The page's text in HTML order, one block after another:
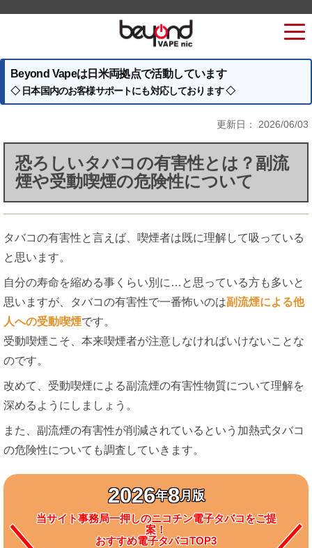
Beyond Vapeは日米両拠点で活動しています
◇ 日本国内のお客様サポートにも対応しております ◇
更新日： 2026/06/03
恐ろしいタバコの有害性とは？副流
煙や受動喫煙の危険性について
タバコの有害性と言えば、喫煙者は既に理解して吸っている
と思います。
自分の寿命を縮める事くらい別に…と思っている方も多いと
思いますが、タバコの有害性で一番怖いのは副流煙による他
人への受動喫煙です。
受動喫煙こそ、本来喫煙者が注意しなければいけないことな
のです。
改めて、受動喫煙による副流煙の有害性物質について理解を
深めるようにしましょう。
また、副流煙の有害性が削減されているという加熱式タバコ
の危険性についても調査していきます。
2026年8月版
当サイト事務局一押しのニコチン電子タバコをご提
案！
おすすめ電子タバコTOP3